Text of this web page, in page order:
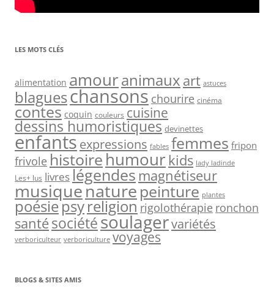
LES MOTS CLÉS
alimentation amouranimaux art astuces
blagueschansons chourire cinéma
contes coquin couleurs cuisine
dessins humoristiques devinettes
enfantsexpressions fables femmes fripon
frivole histoire humour kids lady ladinde
Les+ lus livreslégendes magnétiseur
musiquenature peinture plantes
poésiepsyreligion rigolothérapie ronchon
santésociétésoulagervariétés
verboriculteur verboriculture voyages
BLOGS & SITES AMIS